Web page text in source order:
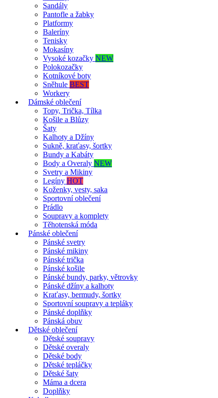
Sandály
Pantofle a žabky
Platformy
Baleríny
Tenisky
Mokasíny
Vysoké kozačky NEW
Polokozačky
Kotníkové boty
Sněhule BEST
Workery
Dámské oblečení
Topy, Trička, Tílka
Košile a Blůzy
Šaty
Kalhoty a Džíny
Sukně, kraťasy, šortky
Bundy a Kabáty
Body a Overaly NEW
Svetry a Mikiny
Legíny HOT
Koženky, vesty, saka
Sportovní oblečení
Prádlo
Soupravy a komplety
Těhotenská móda
Pánské oblečení
Pánské svetry
Pánské mikiny
Pánské trička
Pánské košile
Pánské bundy, parky, větrovky
Pánské džíny a kalhoty
Kraťasy, bermudy, šortky
Sportovní soupravy a tepláky
Pánské doplňky
Pánská obuv
Dětské oblečení
Dětské soupravy
Dětské overaly
Dětské body
Dětské tepláčky
Dětské šaty
Máma a dcera
Doplňky